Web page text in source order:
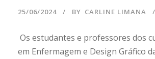
25/06/2024 BY CARLINE LIMANA
Os estudantes e professores dos
em Enfermagem e Design Gráfico